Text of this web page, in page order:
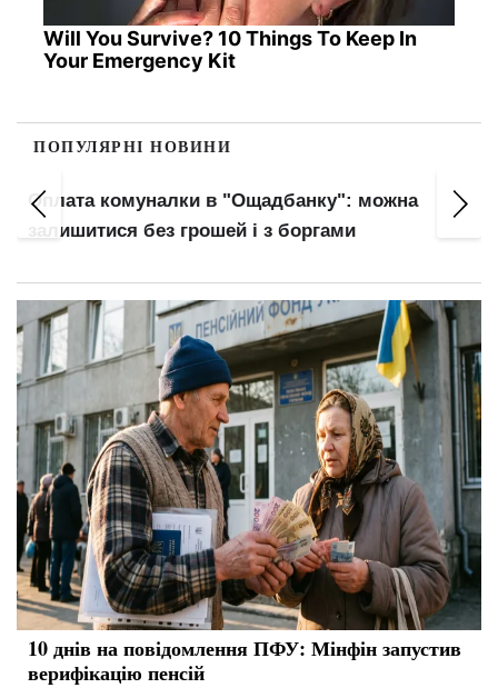
Will You Survive? 10 Things To Keep In
Your Emergency Kit
ПОПУЛЯРНІ НОВИНИ
Оплата комуналки в "Ощадбанку": можна
залишитися без грошей і з боргами
10 днів на повідомлення ПФУ: Мінфін запустив
верифікацію пенсій